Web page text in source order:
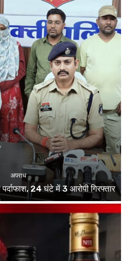
अपराध
24 घंटे में 3 आरोपी गिरफ्तार